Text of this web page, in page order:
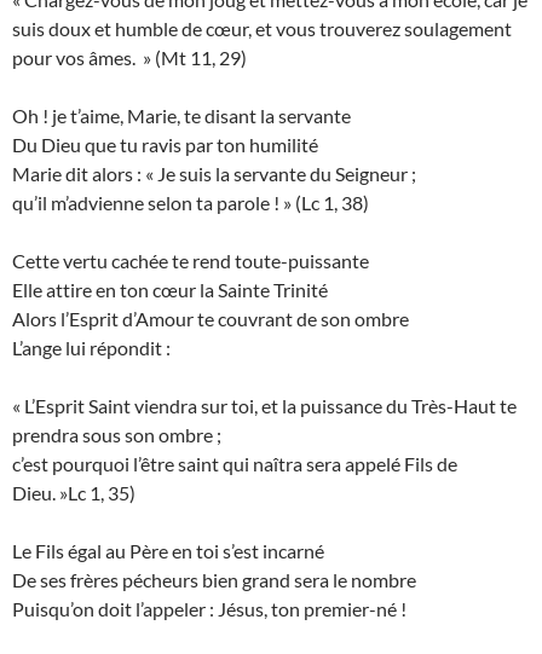
suis doux et humble de cœur, et vous trouverez soulagement
pour vos âmes. » (Mt 11, 29)
Oh ! je t’aime, Marie, te disant la servante
Du Dieu que tu ravis par ton humilité
Marie dit alors : « Je suis la servante du Seigneur ;
qu’il m’advienne selon ta parole ! » (Lc 1, 38)
Cette vertu cachée te rend toute-puissante
Elle attire en ton cœur la Sainte Trinité
Alors l’Esprit d’Amour te couvrant de son ombre
L’ange lui répondit :
« L’Esprit Saint viendra sur toi, et la puissance du Très-Haut te
prendra sous son ombre ;
c’est pourquoi l’être saint qui naîtra sera appelé Fils de
Dieu. »Lc 1, 35)
Le Fils égal au Père en toi s’est incarné
De ses frères pécheurs bien grand sera le nombre
Puisqu’on doit l’appeler : Jésus, ton premier-né !